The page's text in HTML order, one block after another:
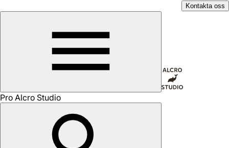
Kontakta oss
Pro Alcro Studio